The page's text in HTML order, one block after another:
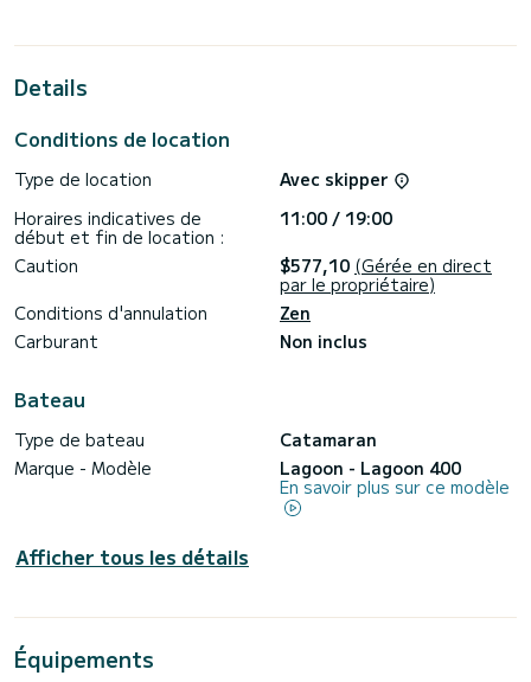
Details
Conditions de location
Type de location
Avec skipper
Horaires indicatives de
début et fin de location :
11:00 / 19:00
Caution
$577,10 (Gérée en direct
par le propriétaire)
Conditions d'annulation
Zen
Carburant
Non inclus
Bateau
Type de bateau
Catamaran
Marque - Modèle
Lagoon - Lagoon 400
En savoir plus sur ce modèle
Afficher tous les détails
Équipements